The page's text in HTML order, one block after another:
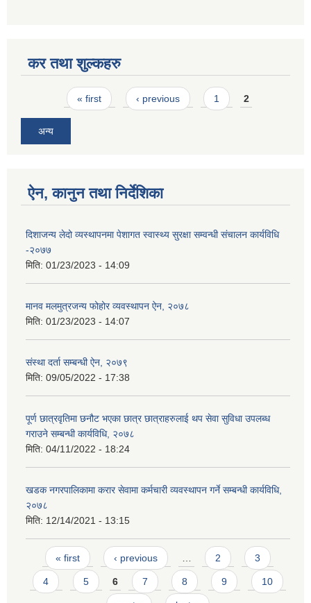
कर तथा शुल्कहरु
Pages« first ‹ previous 1 2
अन्य
ऐन, कानुन तथा निर्देशिका
दिशाजन्य लेदो व्यस्थापनमा पेशागत स्वास्थ्य सुरक्षा सम्वन्धी संचालन कार्यविधि
-२०७७
मिति: 01/23/2023 - 14:09
मानव मलमुत्रजन्य फोहोर व्यवस्थापन ऐन, २०७८
मिति: 01/23/2023 - 14:07
संस्था दर्ता सम्बन्धी ऐन, २०७९
मिति: 09/05/2022 - 17:38
पूर्ण छात्रवृतिमा छनौट भएका छात्र छात्राहरुलाई थप सेवा सुविधा उपलब्ध
गराउने सम्बन्धी कार्यविधि, २०७८
मिति: 04/11/2022 - 18:24
खडक नगरपालिकामा करार सेवामा कर्मचारी व्यवस्थापन गर्ने सम्बन्धी कार्यविधि,
२०७८
मिति: 12/14/2021 - 13:15
Pages
« first ‹ previous … 2 3
4 5 6 7 8 9 10